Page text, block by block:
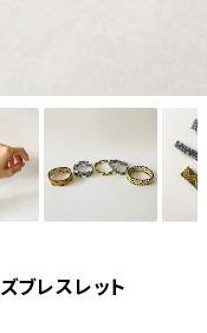
ブレスレット